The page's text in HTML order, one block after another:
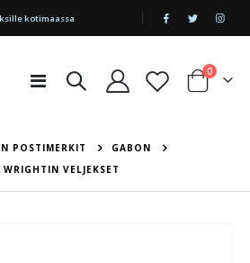
|
kotimaassa
Toggle
Cart
0tuotetta
POSTIMERKIT
GABON
VELJEKSET